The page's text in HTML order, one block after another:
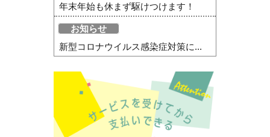
年末年始も休まず駆けつけます！
お知らせ
新型コロナウイルス感染症対策に...